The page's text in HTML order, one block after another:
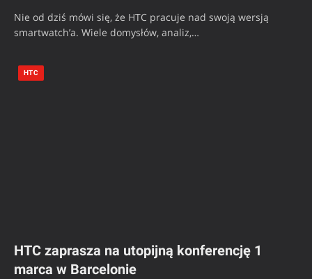
Nie od dziś mówi się, że HTC pracuje nad swoją wersją
smartwatch’a. Wiele domysłów, analiz,…
HTC
HTC zaprasza na utopijną konferencję 1
marca w Barcelonie